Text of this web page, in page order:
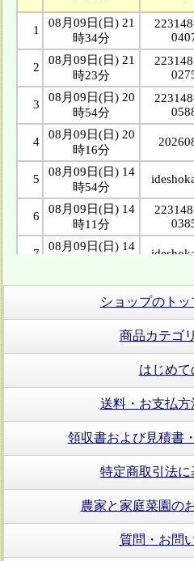
ショップのト
商品カテゴ
はじめて
送料・お支払方
領収書および見積書
特定商取引法
農家と家庭菜園の
質問・お問